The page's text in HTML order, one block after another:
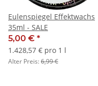
Eulenspiegel Effektwachs
35ml - SALE
5,00 € *
1.428,57 € pro 1 l
Alter Preis:6,99 €